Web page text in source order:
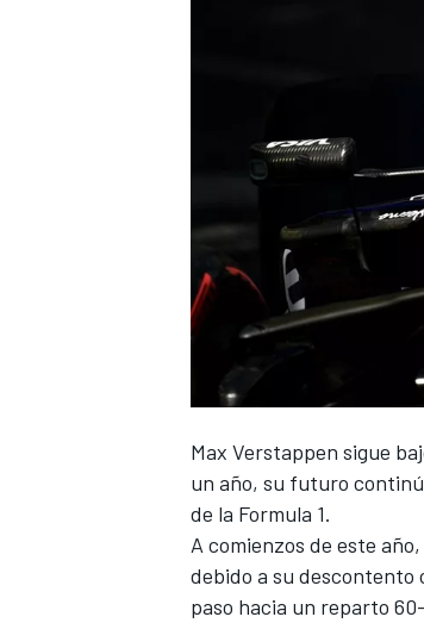
Max Verstappen sigue
un año, su futuro
de la Formula 1.
A comienzos de este
debido a su descontento
paso hacia un reparto